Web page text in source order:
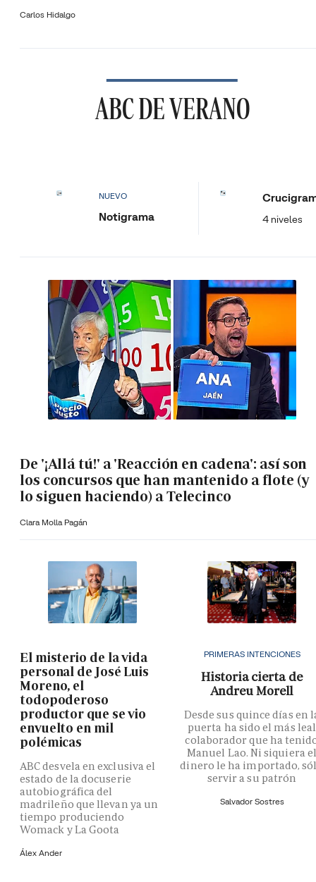
Carlos Hidalgo
ABC DE VERANO
NUEVO
Notigrama 4 niveles
De '¡Allá tú!' a 'Reacción en cadena': así son
los concursos que han mantenido a flote (y
lo siguen haciendo) a Telecinco
Clara Molla Pagán
El misterio de la vida
personal de José Luis
Moreno, el
todopoderoso
productor que se vio
envuelto en mil
polémicas
ABC desvela en exclusiva el
estado de la docuserie
autobiográfica del
madrileño que llevan ya un
tiempo produciendo
Womack y La Goota
Álex Ander
PRIMERAS INTENCIONES
Historia cierta de
Andreu Morell
Desde sus quince días en
puerta ha sido el más leal
colaborador que ha
Manuel Lao. Ni siquiera
dinero le ha importado,
servir a su patrón
Salvador Sostres